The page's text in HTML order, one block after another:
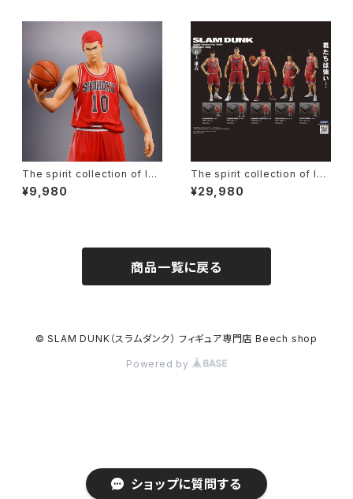
ショップに質問する
(フィギュア5体セット Black bo
ニポスター付き
The spirit collection of Ino
ue Takehiko『 SLAM DUNK
（スラムダンク）』 One and Onl
¥9,980
The spirit collection of Ino
ue Takehiko [ SLAM DUNK
（スラムダンク）] One and Onl
式A4ミニポスター付き
¥29,980
商品一覧に戻る
© SLAM DUNK（スラムダンク） フィギュア専門店 Beech shop
Powered by